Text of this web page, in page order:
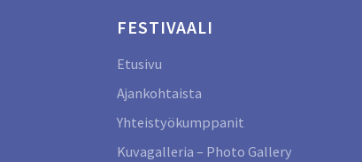
FESTIVAALI
Etusivu
Ajankohtaista
Yhteistyökumppanit
Kuvagalleria – Photo Gallery